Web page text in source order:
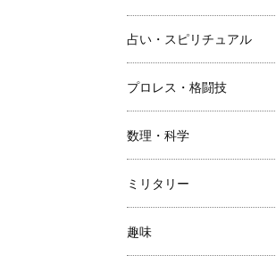
占い・スピリチュアル
プロレス・格闘技
数理・科学
ミリタリー
趣味